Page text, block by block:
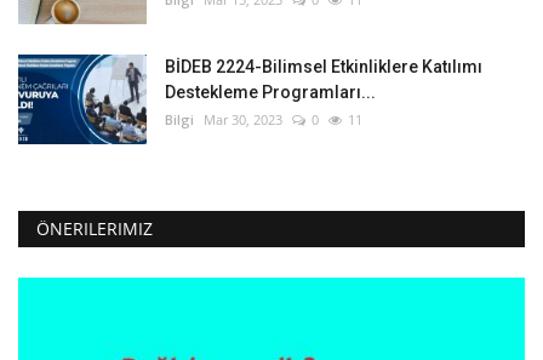
BİDEB 2224-Bilimsel Etkinliklere Katılımı
Destekleme Programları...
Bilgi Mar 30, 2023 0 11
ÖNERILERIMIZ